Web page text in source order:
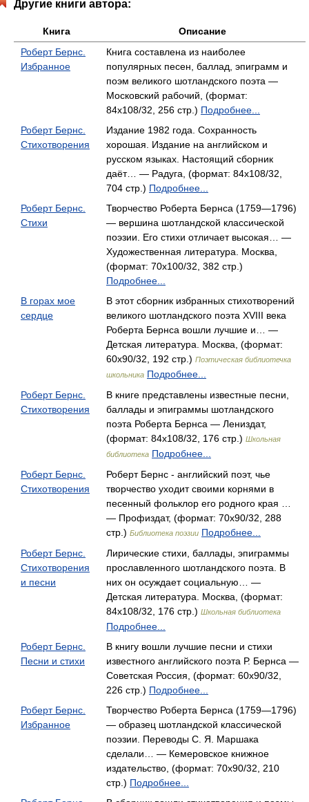
Другие книги автора:
Книга
Описание
Роберт Бернс.
Избранное
Книга составлена из наиболее
популярных песен, баллад, эпиграмм и
поэм великого шотландского поэта —
Московский рабочий, (формат:
84x108/32, 256 стр.) Подробнее...
Роберт Бернс.
Стихотворения
Издание 1982 года. Сохранность
хорошая. Издание на английском и
русском языках. Настоящий сборник
даёт… — Радуга, (формат: 84x108/32,
704 стр.) Подробнее...
Роберт Бернс.
Стихи
Творчество Роберта Бернса (1759—1796)
— вершина шотландской классической
поэзии. Его стихи отличает высокая… —
Художественная литература. Москва,
(формат: 70x100/32, 382 стр.)
Подробнее...
В горах мое
сердце
В этот сборник избранных стихотворений
великого шотландского поэта XVIII века
Роберта Бернса вошли лучшие и… —
Детская литература. Москва, (формат:
60x90/32, 192 стр.) Поэтическая библиотечка
школьника Подробнее...
Роберт Бернс.
Стихотворения
В книге представлены известные песни,
баллады и эпиграммы шотландского
поэта Роберта Бернса — Лениздат,
(формат: 84x108/32, 176 стр.) Школьная
библиотека Подробнее...
Роберт Бернс.
Стихотворения
Роберт Бернс - английский поэт, чье
творчество уходит своими корнями в
песенный фольклор его родного края …
— Профиздат, (формат: 70x90/32, 288
стр.) Библиотека поэзии Подробнее...
Роберт Бернс.
Стихотворения
и песни
Лирические стихи, баллады, эпиграммы
прославленного шотландского поэта. В
них он осуждает социальную… —
Детская литература. Москва, (формат:
84x108/32, 176 стр.) Школьная библиотека
Подробнее...
Роберт Бернс.
Песни и стихи
В книгу вошли лучшие песни и стихи
известного английского поэта Р. Бернса —
Советская Россия, (формат: 60x90/32,
226 стр.) Подробнее...
Роберт Бернс.
Избранное
Творчество Роберта Бернса (1759—1796)
— образец шотландской классической
поэзии. Переводы С. Я. Маршака
сделали… — Кемеровское книжное
издательство, (формат: 70x90/32, 210
стр.) Подробнее...